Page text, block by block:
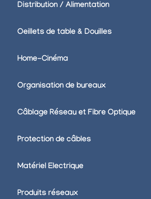
Distribution / Alimentation
Oeillets de table & Douilles
Home-Cinéma
Organisation de bureaux
Câblage Réseau et Fibre Optique
Protection de câbles
Matériel Electrique
Produits réseaux